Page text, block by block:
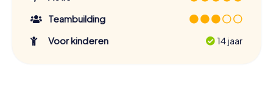
Teambuilding
Voor kinderen
14 jaar